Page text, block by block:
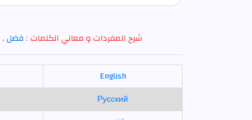
شرح المفردات و معاني الكلمات :فضل,
English
Русский